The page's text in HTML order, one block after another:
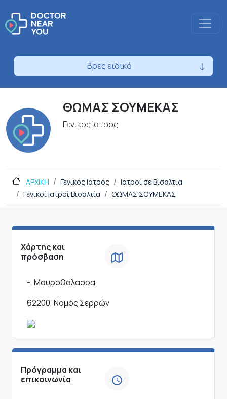
Βρες ειδικό
ΘΩΜΑΣ ΣΟΥΜΕΚΑΣ
Γενικός Ιατρός
ΑΡΧΙΚΗ Γενικός Ιατρός
Ιατροί σε Βισαλτία
Γενικοί Ιατροί Βισαλτία
ΘΩΜΑΣ ΣΟΥΜΕΚΑΣ
Χάρτης και
πρόσβαση
-, Μαυροθαλασσα
62200, Νομός Σερρών
Πρόγραμμα και
επικοινωνία